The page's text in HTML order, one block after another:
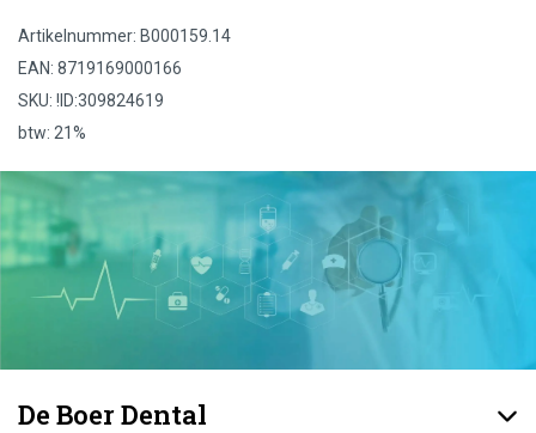
Artikelnummer: B000159.14
EAN: 8719169000166
SKU: !ID:309824619
btw: 21%
De Boer Dental